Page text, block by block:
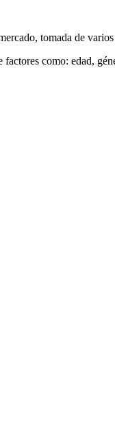
tomada de
como: edad,